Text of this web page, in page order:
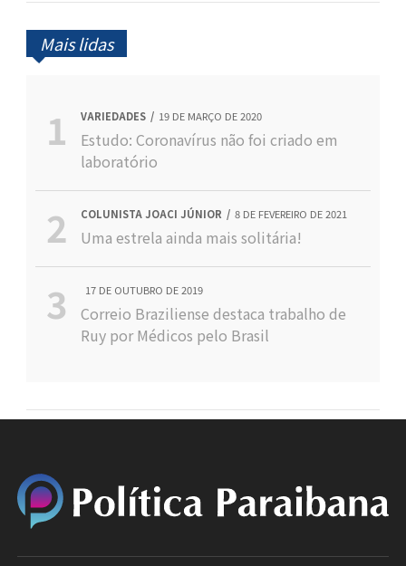
Mais lidas
VARIEDADES 19 DE MARÇO DE 2020
Estudo: Coronavírus não foi criado em
laboratório
COLUNISTA JOACI JÚNIOR 8 DE FEVEREIRO DE 2021
Uma estrela ainda mais solitária!
17 DE OUTUBRO DE 2019
Correio Braziliense destaca trabalho de
Ruy por Médicos pelo Brasil